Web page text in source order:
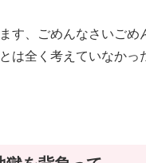
す、ごめんなさいごめ
は全く考えていなかっ